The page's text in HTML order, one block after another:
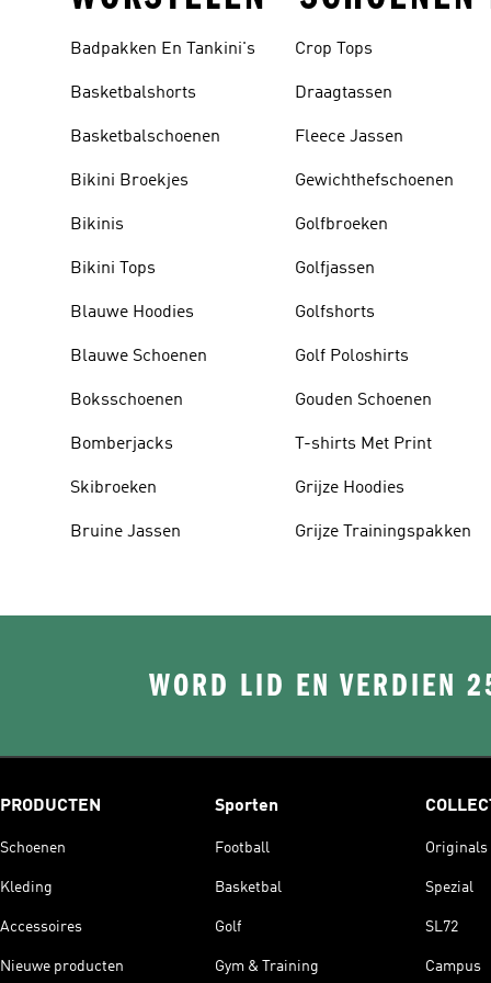
Badpakken En Tankini's
Basketbalshorts
Basketbalschoenen
Bikini Broekjes
Bikinis
Bikini Tops
Blauwe Hoodies
Blauwe Schoenen
Boksschoenen
Bomberjacks
Skibroeken
Bruine Jassen
Crop Tops
Draagtassen
Fleece Jassen
Gewichthefschoenen
Golfbroeken
Golfjassen
Golfshorts
Golf Poloshirts
Gouden Schoenen
T-shirts Met Print
Grijze Hoodies
Grijze Trainingspakken
WORD LID EN VERDIEN
PRODUCTEN
Schoenen
Kleding
Accessoires
Nieuwe producten
Sporten
Football
Basketbal
Golf
Gym & Training
Originals
Spezial
SL72
Campus